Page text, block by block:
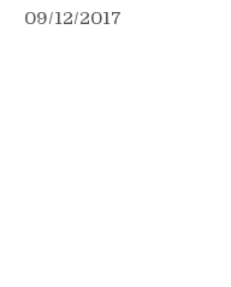
09/12/2017